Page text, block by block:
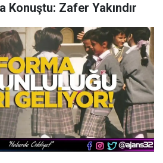
Konuştu: Zafer Yakındır